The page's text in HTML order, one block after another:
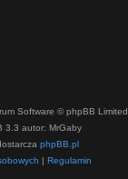
Software © phpBB Limited
3.3 autor: MrGaby
phpBB.pl
| Regulamin